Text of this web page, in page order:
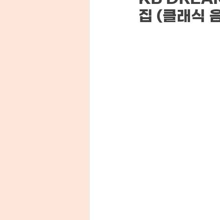
집 (클래식